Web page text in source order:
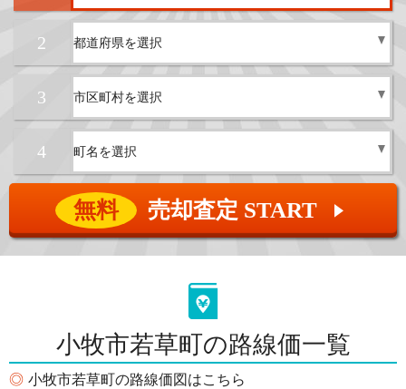
2
3
4
無料 売却査定 START ▲
小牧市若草町の路線価一覧
小牧市若草町の路線価図はこちら